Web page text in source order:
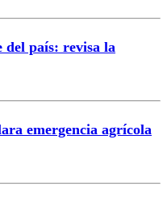
del país: revisa la
emergencia agrícola